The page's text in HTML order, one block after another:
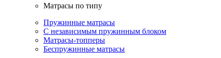
Матрасы по типу
Пружинные матрасы
С независимым пружинным блоком
Матрасы-топперы
Беспружинные матрасы